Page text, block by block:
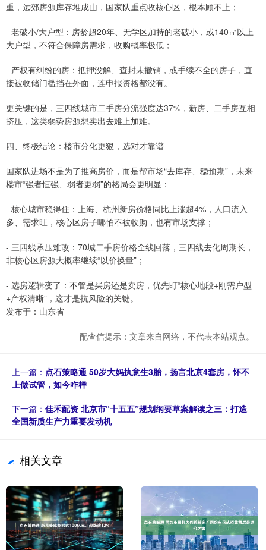
重，远郊房源库存堆成山，国家队重点收核心区，根本顾不上；
- 老破小/大户型：房龄超20年、无学区加持的老破小，或140㎡以上
大户型，不符合保障房需求，收购概率极低；
- 产权有纠纷的房：抵押没解、查封未撤销，或手续不全的房子，直
接被收储门槛挡在外面，连申报资格都没有。
更关键的是，三四线城市二手房分流强度达37%，新房、二手房互相
挤压，这类弱势房源想卖出去难上加难。
四、终极结论：楼市分化更狠，选对才靠谱
国家队进场不是为了推高房价，而是帮市场“去库存、稳预期”，未来
楼市“强者恒强、弱者更弱”的格局会更明显：
- 核心城市稳得住：上海、杭州新房价格同比上涨超4%，人口流入
多、需求旺，核心区房子哪怕不被收购，也有市场支撑；
- 三四线承压难改：70城二手房价格全线回落，三四线去化周期长，
非核心区房源大概率继续“以价换量”；
- 选房逻辑变了：不管是买房还是卖房，优先盯“核心地段+刚需户型
+产权清晰”，这才是抗风险的关键。
发布于：山东省
配查信提示：文章来自网络，不代表本站观点。
上一篇： 点石策略通 50岁大妈执意生3胎，扬言北京4套房，怀不
上做试管，如今咋样
下一篇： 佳禾配资 北京市“十五五”规划纲要草案解读之三：打造
全国新质生产力重要发动机
相关文章